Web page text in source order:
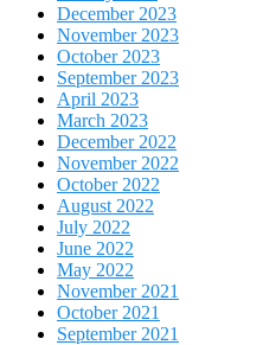
December 2023
November 2023
October 2023
September 2023
April 2023
March 2023
December 2022
November 2022
October 2022
August 2022
July 2022
June 2022
May 2022
November 2021
October 2021
September 2021